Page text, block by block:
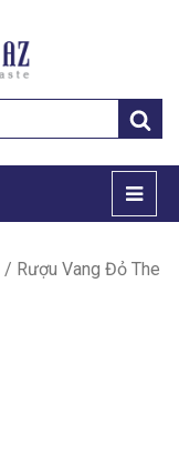
/ Rượu Vang Đỏ The